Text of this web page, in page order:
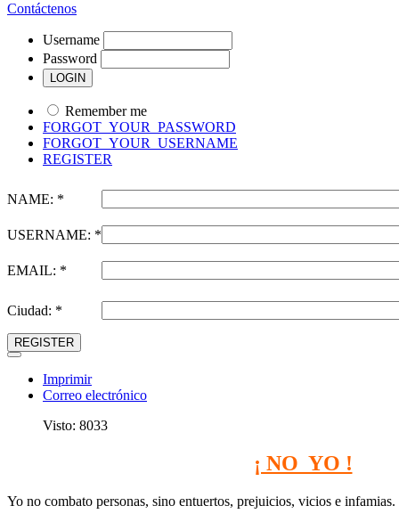
Contáctenos
Username
Password
Remember me
FORGOT_YOUR_PASSWORD
FORGOT_YOUR_USERNAME
REGISTER
NAME: *
USERNAME: *
EMAIL: *
Ciudad: *
REGISTER
Imprimir
Correo electrónico
Visto: 8033
¡ NO YO !
Yo no combato personas, sino entuertos, prejuicios, vicios e infamias.